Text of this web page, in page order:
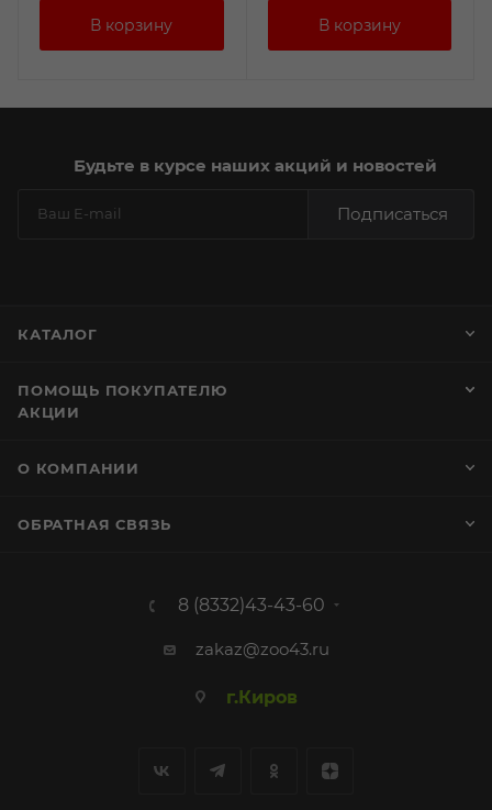
Будьте в курсе наших акций и новостей
Подписаться
КАТАЛОГ
ПОМОЩЬ ПОКУПАТЕЛЮ
АКЦИИ
О КОМПАНИИ
ОБРАТНАЯ СВЯЗЬ
8 (8332)43-43-60
zakaz@zoo43.ru
г.Киров